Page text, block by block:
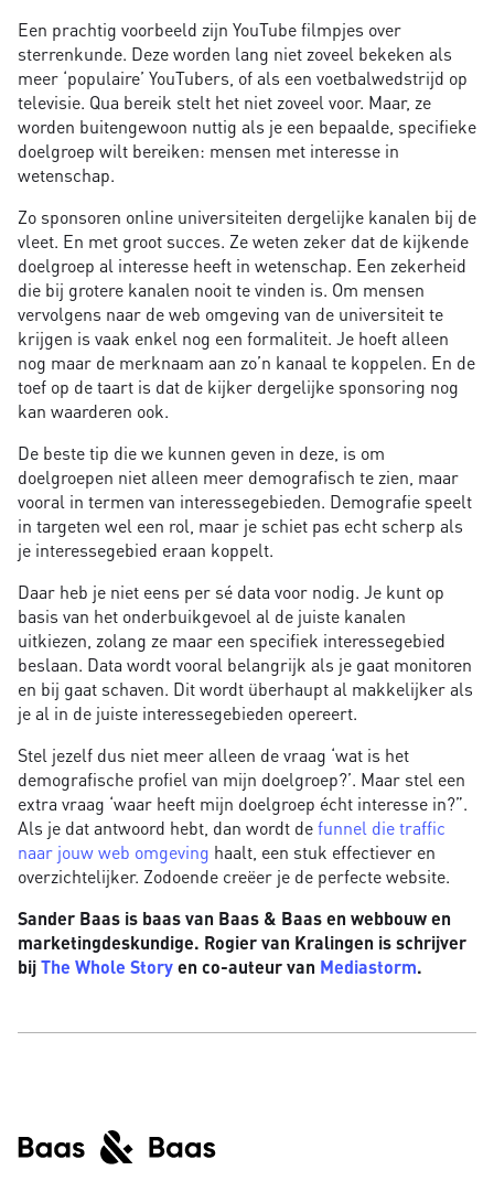
Een prachtig voorbeeld zijn YouTube filmpjes over
sterrenkunde. Deze worden lang niet zoveel bekeken als
meer ‘populaire’ YouTubers, of als een voetbalwedstrijd op
televisie. Qua bereik stelt het niet zoveel voor. Maar, ze
worden buitengewoon nuttig als je een bepaalde, specifieke
doelgroep wilt bereiken: mensen met interesse in
wetenschap.
Zo sponsoren online universiteiten dergelijke kanalen bij de
vleet. En met groot succes. Ze weten zeker dat de kijkende
doelgroep al interesse heeft in wetenschap. Een zekerheid
die bij grotere kanalen nooit te vinden is. Om mensen
vervolgens naar de web omgeving van de universiteit te
krijgen is vaak enkel nog een formaliteit. Je hoeft alleen
nog maar de merknaam aan zo’n kanaal te koppelen. En de
toef op de taart is dat de kijker dergelijke sponsoring nog
kan waarderen ook.
De beste tip die we kunnen geven in deze, is om
doelgroepen niet alleen meer demografisch te zien, maar
vooral in termen van interessegebieden. Demografie speelt
in targeten wel een rol, maar je schiet pas echt scherp als
je interessegebied eraan koppelt.
Daar heb je niet eens per sé data voor nodig. Je kunt op
basis van het onderbuikgevoel al de juiste kanalen
uitkiezen, zolang ze maar een specifiek interessegebied
beslaan. Data wordt vooral belangrijk als je gaat monitoren
en bij gaat schaven. Dit wordt überhaupt al makkelijker als
je al in de juiste interessegebieden opereert.
Stel jezelf dus niet meer alleen de vraag ‘wat is het
demografische profiel van mijn doelgroep?’. Maar stel een
extra vraag ‘waar heeft mijn doelgroep écht interesse in?”.
Als je dat antwoord hebt, dan wordt defunnel die traffic
naar jouw web omgeving haalt, een stuk effectiever en
overzichtelijker. Zodoende creëer je de perfecte website.
Sander Baas is baas van Baas & Baas en webbouw en
marketingdeskundige. Rogier van Kralingen is schrijver
bijThe Whole Storyen co-auteur van Mediastorm.